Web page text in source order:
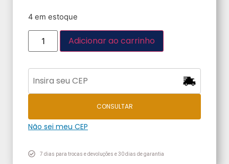
4 em estoque
Adicionar ao carrinho
CONSULTAR
Não sei meu CEP
7 dias para trocas e devoluções e 30 dias de garantia